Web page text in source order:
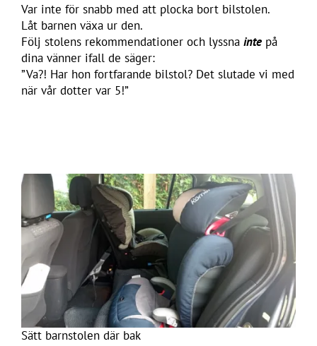
Var inte för snabb med att plocka bort bilstolen.
Låt barnen växa ur den.
Följ stolens rekommendationer och lyssna inte på
dina vänner ifall de säger:
”Va?! Har hon fortfarande bilstol? Det slutade vi med
när vår dotter var 5!”
Sätt barnstolen där bak